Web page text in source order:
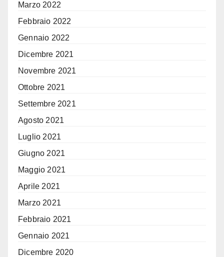
Marzo 2022
Febbraio 2022
Gennaio 2022
Dicembre 2021
Novembre 2021
Ottobre 2021
Settembre 2021
Agosto 2021
Luglio 2021
Giugno 2021
Maggio 2021
Aprile 2021
Marzo 2021
Febbraio 2021
Gennaio 2021
Dicembre 2020